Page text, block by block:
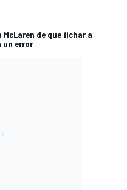
McLaren de que fichar a
un error